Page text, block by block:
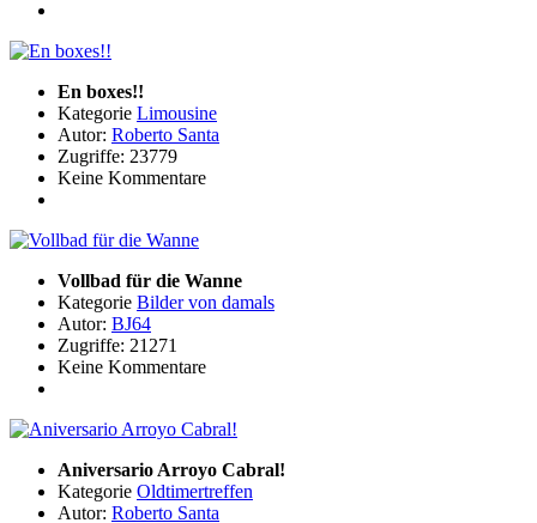
En boxes!!
Kategorie Limousine
Autor: Roberto Santa
Zugriffe: 23779
Keine Kommentare
Vollbad für die Wanne
Kategorie Bilder von damals
Autor: BJ64
Zugriffe: 21271
Keine Kommentare
Aniversario Arroyo Cabral!
Kategorie Oldtimertreffen
Autor: Roberto Santa